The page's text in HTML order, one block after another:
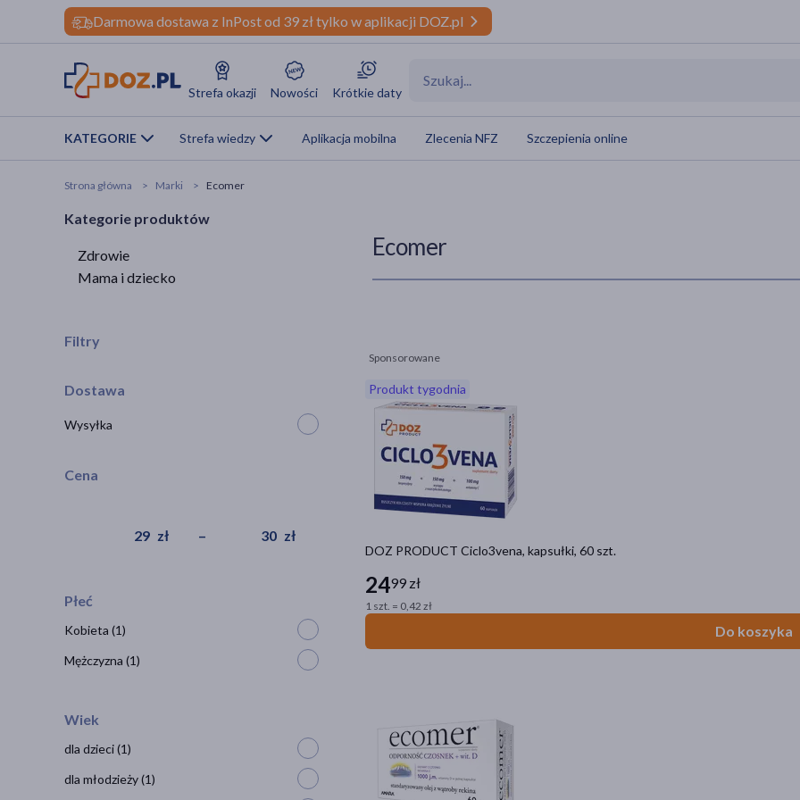
Darmowa dostawa z InPost od 39 zł tylko w aplikacji DOZ.pl
Strefa okazji Nowości Krótkie daty
KATEGORIE Strefa wiedzy Aplikacja mobilna Zlecenia NFZ Szczepienia online
Strona główna Marki Ecomer
Ecomer
Sponsorowane
Produkt tygodnia
DOZ PRODUCT Ciclo3vena, kapsułki, 60 szt.
2499 zł
1 szt. = 0,42 zł
Do koszyka
Kategorie produktów
Zdrowie
Mama i dziecko
Filtry
Dostawa
Wysyłka
Cena
zł – zł
Płeć
Kobieta (1)
Mężczyzna (1)
Wiek
dla dzieci(1)
dla młodzieży(1)